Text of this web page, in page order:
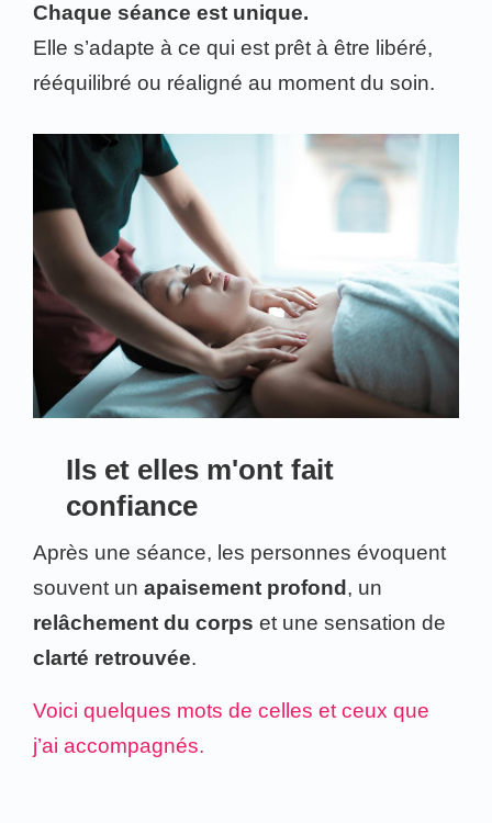
Chaque séance est unique.
Elle s’adapte à ce qui est prêt à être libéré,
rééquilibré ou réaligné au moment du soin.
Ils et elles m'ont fait
confiance
Après une séance, les personnes évoquent
souvent un apaisement profond , un
relâchement du corps et une sensation de
clarté retrouvée.
Voici quelques mots de celles et ceux que
j’ai accompagnés.